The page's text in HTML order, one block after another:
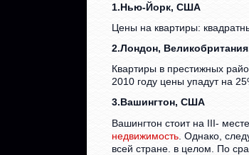
1.Нью-Йорк, США
Цены на квартиры:
2.Лондон,
Квартиры в престижных
2010 году цены упадут на
3.Вашингтон, США
Вашингтон стоит на III-
недвижимость . Однако,
всей стране. в целом. По